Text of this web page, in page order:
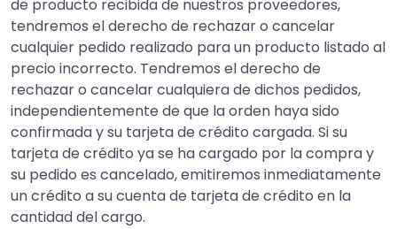
de producto recibida de nuestros proveedores,
tendremos el derecho de rechazar o cancelar
cualquier pedido realizado para un producto listado al
precio incorrecto. Tendremos el derecho de
rechazar o cancelar cualquiera de dichos pedidos,
independientemente de que la orden haya sido
confirmada y su tarjeta de crédito cargada. Si su
tarjeta de crédito ya se ha cargado por la compra y
su pedido es cancelado, emitiremos inmediatamente
un crédito a su cuenta de tarjeta de crédito en la
cantidad del cargo.